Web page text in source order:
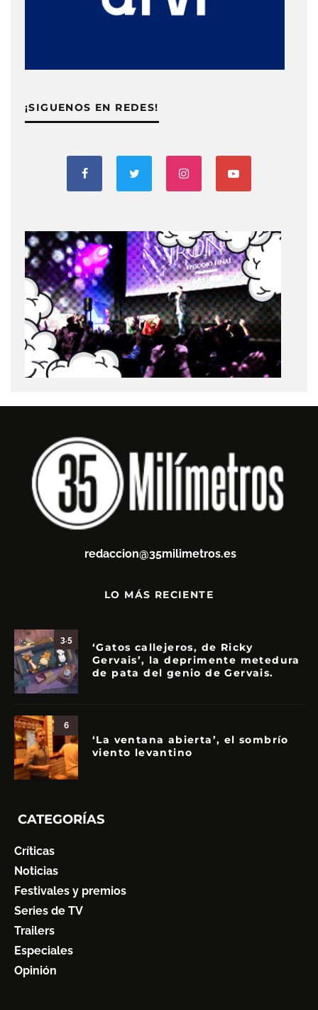
¡SIGUENOS EN REDES!
redaccion@35milimetros.es
LO MÁS RECIENTE
3.5
‘Gatos callejeros, de Ricky
Gervais’, la deprimente metedura
de pata del genio de Gervais.
6
‘La ventana abierta’, el sombrío
viento levantino
CATEGORÍAS
Críticas
Noticias
Festivales y premios
Series de TV
Trailers
Especiales
Opinión